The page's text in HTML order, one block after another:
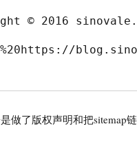
© 2016
做了版权声明和把sitemap